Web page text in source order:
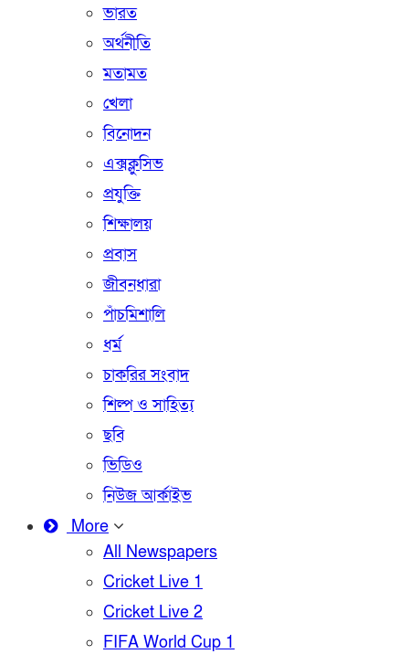
ভারত
অর্থনীতি
মতামত
খেলা
বিনোদন
এক্সক্লুসিভ
প্রযুক্তি
শিক্ষালয়
প্রবাস
জীবনধারা
পাঁচমিশালি
ধর্ম
চাকরির সংবাদ
শিল্প ও সাহিত্য
ছবি
ভিডিও
নিউজ আর্কাইভ
More
All Newspapers
Cricket Live 1
Cricket Live 2
FIFA World Cup 1